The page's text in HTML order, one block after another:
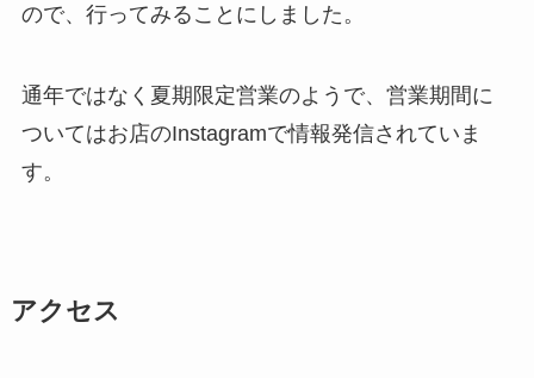
ので、行ってみることにしました。
通年ではなく夏期限定営業のようで、営業期間に
ついてはお店のInstagramで情報発信されていま
す。
アクセス